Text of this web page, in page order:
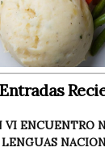
Entradas
VI ENCUENTRO